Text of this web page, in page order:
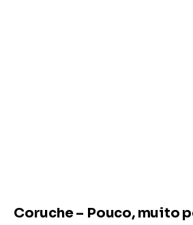
Coruche – Pouco, muito